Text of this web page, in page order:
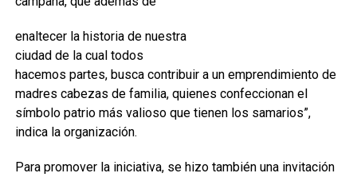
enaltecer la historia de nuestra
ciudad de la cual todos
hacemos partes, busca contribuir a un emprendimiento de
madres cabezas de familia, quienes confeccionan el
símbolo patrio más valioso que tienen los samarios”,
indica la organización.
Para promover la iniciativa, se hizo también una invitación